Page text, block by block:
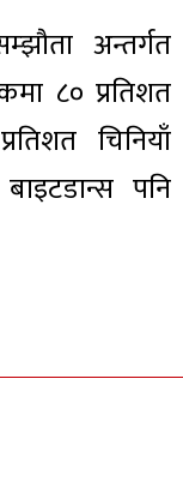
अन्तर्गत
८० प्रतिशत
चिनियाँ
पनि